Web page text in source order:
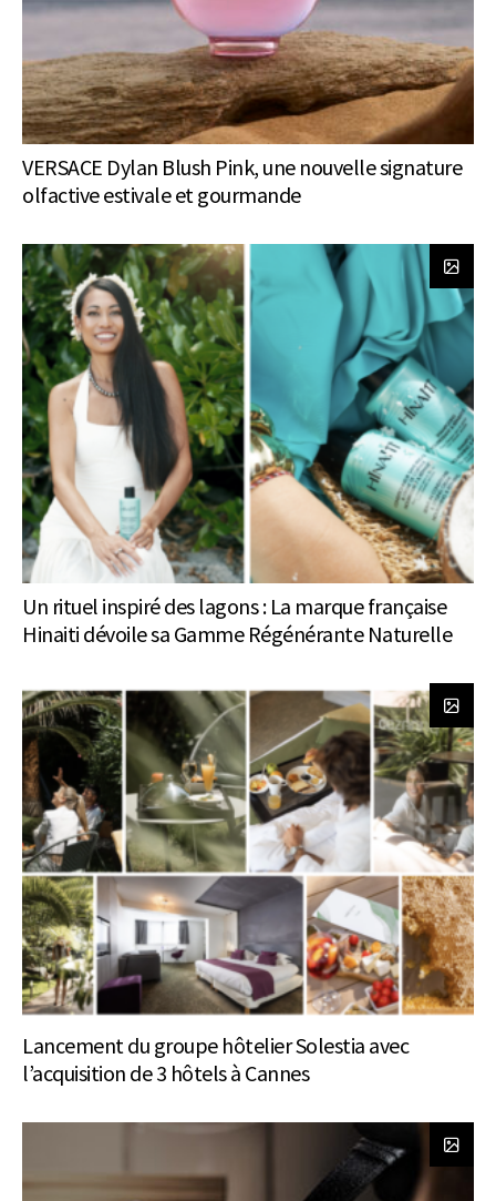
VERSACE Dylan Blush Pink, une nouvelle signature
olfactive estivale et gourmande
Un rituel inspiré des lagons : La marque française
Hinaiti dévoile sa Gamme Régénérante Naturelle
Lancement du groupe hôtelier Solestia avec
l’acquisition de 3 hôtels à Cannes